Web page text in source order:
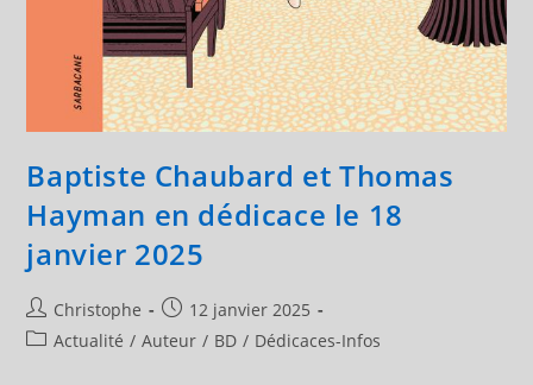
Baptiste Chaubard et Thomas
Hayman en dédicace le 18
janvier 2025
Auteur/autrice
de
Christophe
Publication
publiée :
12 janvier 2025
PostActualité / Auteur / BD / Dédicaces-Infos